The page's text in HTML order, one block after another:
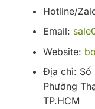
Hotline/
Email:
Website:
Địa chỉ: Số
Phường
TP.HCM